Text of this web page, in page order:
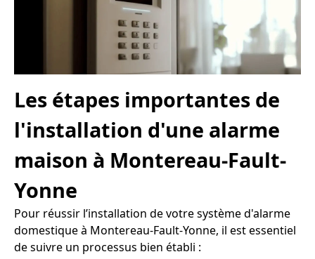
Les étapes importantes de
l'installation d'une alarme
maison à Montereau-Fault-
Yonne
Pour réussir l’installation de votre système d'alarme
domestique à Montereau-Fault-Yonne, il est essentiel
de suivre un processus bien établi :